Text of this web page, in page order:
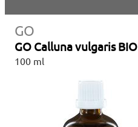
GO
GO Calluna vulgaris BIO
100 ml